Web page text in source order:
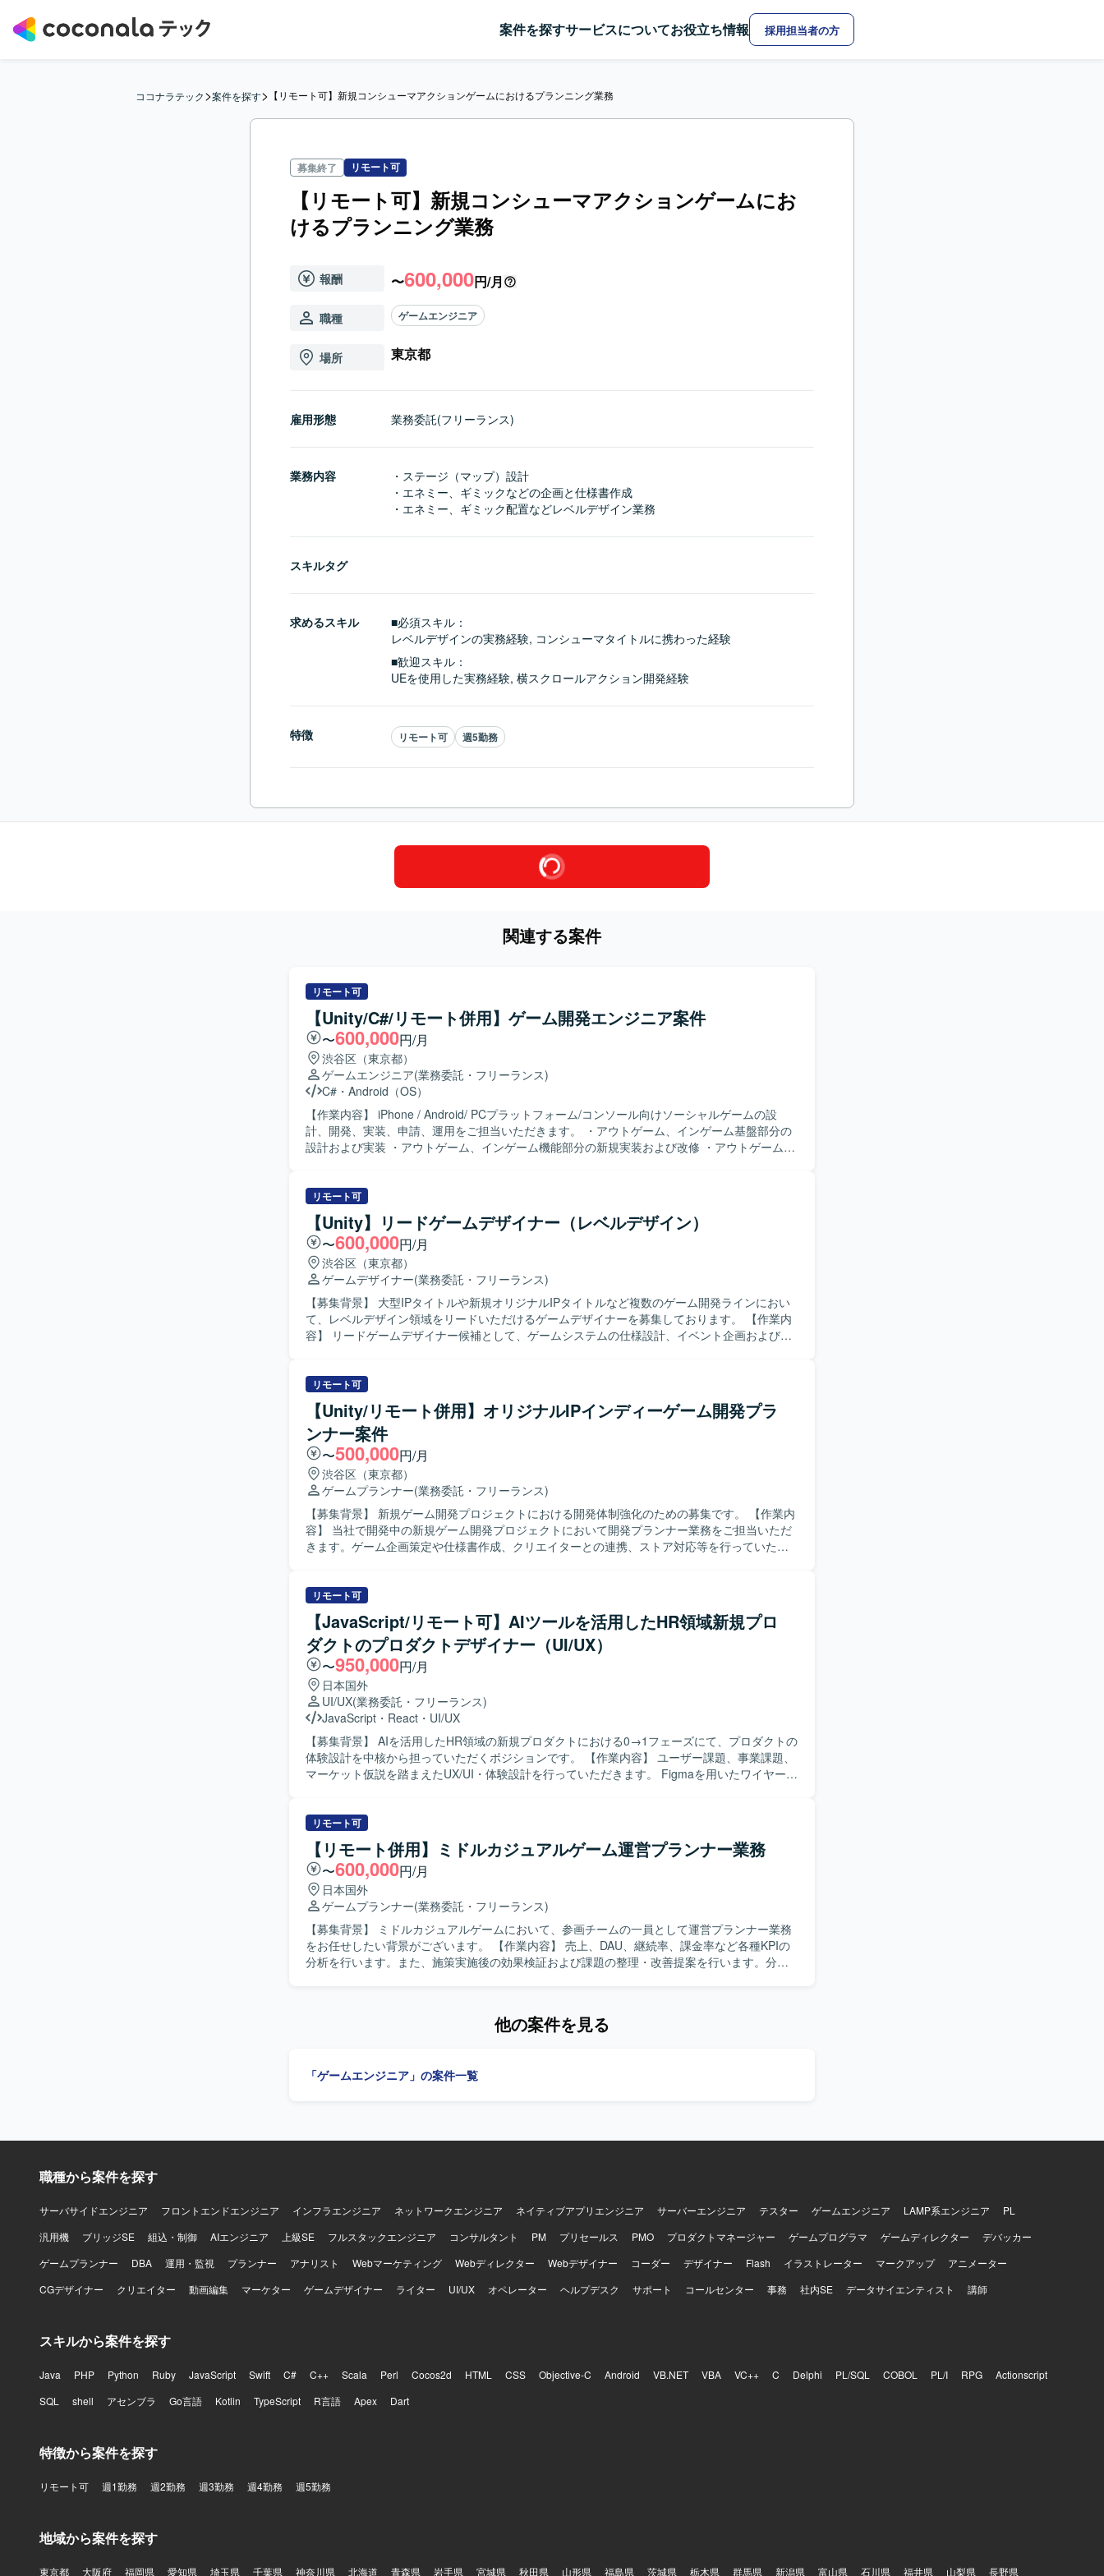
案件を探すサービスについてお役立ち情報 採用担当者の方
ココナラテック>案件を探す> 【リモート可】新規コンシューマアクションゲームにおけるプランニング業務
募集終了 リモート可
【リモート可】新規コンシューマアクションゲームにお
けるプランニング業務
報酬 〜600,000円/月
職種 ゲームエンジニア
場所 東京都
雇用形態 業務委託(フリーランス)
業務内容
・ステージ（マップ）設計
・エネミー、ギミックなどの企画と仕様書作成
・エネミー、ギミック配置などレベルデザイン業務
スキルタグ
求めるスキル
■必須スキル：
レベルデザインの実務経験, コンシューマタイトルに携わった経験
■歓迎スキル：
UEを使用した実務経験, 横スクロールアクション開発経験
特徴 リモート可 週5勤務
関連する案件
リモート可
【Unity/C#/リモート併用】ゲーム開発エンジニア案件
〜600,000円/月
渋谷区（東京都）
ゲームエンジニア(業務委託・フリーランス)
C# ・ Android（OS）
【作業内容】 iPhone / Android/ PCプラットフォーム/コンソール向けソーシャルゲームの設
計、開発、実装、申請、運用をご担当いただきます。 ・アウトゲーム、インゲーム基盤部分の
設計および実装 ・アウトゲーム、インゲーム機能部分の新規実装および改修 ・アウトゲーム、
のコミュニケーション 【求める人物像】 ・常により良いモノづくりを追求できる方です。 ・チ
ームワークを重んじる方です。 ・ゲームシステムを理解して制作できる方です。 ・自走できる
方です。 【開発環境】 ・開発ツール：Unity ・ライブラリ：UniTask、UniRx、MasterMemory
リモート可
【Unity】リードゲームデザイナー（レベルデザイン）
〜600,000円/月
渋谷区（東京都）
ゲームデザイナー(業務委託・フリーランス)
【募集背景】 大型IPタイトルや新規オリジナルIPタイトルなど複数のゲーム開発ラインにおい
て、レベルデザイン領域をリードいただけるゲームデザイナーを募集しております。 【作業内
容】 リードゲームデザイナー候補として、ゲームシステムの仕様設計、イベント企画および運
ェクトへの異動や、マネジメントへのミッション変更なども可能です。 【求める人物像】 ヒッ
トさせるために何が必要かを徹底的に追求し、IP自体の価値最大化やファン層拡大を意識して
ものづくりに取り組める方を求めています。チームの枠を越えて主体的に意見を出し合い、自
律的に価値創出を行うカルチャーに共感し、新たな挑戦を歓迎しながら事業成長と個人の成長
を相互に加速させていきたい方にマッチします。個人としても積極的に情報発信を行い、個と
組織の相乗的な成長を志向される方を歓迎いたします。 【ポジションの魅力】 グローバル展開
前提の大規模IPゲーム開発を中核に、コンシューマーゲーム開発や新規オリジナルIP創出、イン
ディーゲーム開発まで、企画初期段階から運用・海外展開まで一気通貫で関われる多様なプロ
ジェクトに携わることができます。長期的にトップクラスのヒットタイトルを創出するための
大規模な開発体制や高度な運用ノウハウがあり、グループ横断での人材配置や技術力の集約に
より、開発スピードと品質の両立を目指す環境です。大きな裁量を持ちながら、長期的に活躍
するなど、クリエイター一人ひとりへの投資を行っております。勉強会参加にかかる費用や
R&Dなどの技術投資も含め、開発環境の整備に注力しています。社員食堂やカフェ、リラクゼ
ーションスペースなどを備えたオフィス環境に加え、プロジェクトごとのマイルストンに応じ
た有給奨励日や、目標達成度に応じた社員旅行などリフレッシュを兼ねた制度も用意されてい
ます。
リモート可
【Unity/リモート併用】オリジナルIPインディーゲーム開発プラ
ンナー案件
〜500,000円/月
渋谷区（東京都）
ゲームプランナー(業務委託・フリーランス)
【募集背景】 新規ゲーム開発プロジェクトにおける開発体制強化のための募集です。 【作業内
容】 当社で開発中の新規ゲーム開発プロジェクトにおいて開発プランナー業務をご担当いただ
きます。ゲーム企画策定や仕様書作成、クリエイターとの連携、ストア対応等を行っていただ
インディーゲームやアドベンチャーゲームへの強い興味や知見をお持ちで、主体的に課題を発
見し解決しながら業務を推進いただける方を求めています。チームでのものづくりを楽しみ、
少数精鋭な環境で職能にこだわらず幅広い業務に携わることにやりがいを感じていただける方
を歓迎いたします。 【ポジションの魅力】 オリジナルIPや有力IPによる大規模ゲーム開発から
インディーゲーム開発まで、多様なプロジェクトに企画初期段階から運用・海外展開まで一気
通貫で関わることができます。IPの価値最大化を目指したものづくりを経験でき、国内最大級
の開発体制と高度な運用ノウハウを生かした長期的なヒットタイトル創出に携わることができ
ます。自律的に価値創出を行うカルチャーの中で、大きな裁量を持って挑戦できる環境です。
【開発環境】 ゲーム開発に最適な機材を含む環境が整備されており、ご希望に応じて必要な機
材や勉強会参加、R&D等の技術投資が行われます。快適なオフィス環境やリラクゼーションス
ペースなども備えた開発環境となっております。
リモート可
【JavaScript/リモート可】AIツールを活用したHR領域新規プロ
ダクトのプロダクトデザイナー（UI/UX）
〜950,000円/月
日本国外
UI/UX(業務委託・フリーランス)
JavaScript ・ React ・ UI/UX
【募集背景】 AIを活用したHR領域の新規プロダクトにおける0→1フェーズにて、プロダクトの
体験設計を中核から担っていただくポジションです。 【作業内容】 ユーザー課題、事業課題、
マーケット仮説を踏まえたUX/UI・体験設計を行っていただきます。 Figmaを用いたワイヤーフ
とにした仮説検証や、リリース後の改善施策立案を行っていただきます。 グロースを見据えた
LP、オンボーディング、初回・継続利用体験の改善を行っていただきます。 デザインシステム
やコンポーネント設計の整備、エンジニアと協働した実装連携・品質担保を行っていただきま
す。 【求める人物像】 抽象的な事業仮説やユーザー課題を自ら理解し、プロダクトの勝ち筋を
高速に検証・構築していくことを能動的に楽しめる方を求めています。 【ポジションの魅力】
AIを活用したHR領域の新規プロダクトにおいて、0→1フェーズから体験設計を主導しながら、
事業やプロダクトの勝ち筋づくりに深く関わることができます。 【開発環境】 Figmaや各種AI
ツールを活用しながらプロトタイプを作成・検証していただきます。
リモート可
【リモート併用】ミドルカジュアルゲーム運営プランナー業務
〜600,000円/月
日本国外
ゲームプランナー(業務委託・フリーランス)
【募集背景】 ミドルカジュアルゲームにおいて、参画チームの一員として運営プランナー業務
をお任せしたい背景がございます。 【作業内容】 売上、DAU、継続率、課金率など各種KPIの
分析を行います。また、施策実施後の効果検証および課題の整理・改善提案を行います。分析
【求める人物像】 クライアントの要望を整理し提案・説明できる方を求めています。社内外の
ルゲームの運営において、KPI分析から施策立案、クライアントへの提案まで一連のプロセスに
う環境で業務を進めていただきます。
他の案件を見る
「ゲームエンジニア」の案件一覧
職種から案件を探す
サーバサイドエンジニア フロントエンドエンジニア インフラエンジニア ネットワークエンジニア ネイティブアプリエンジニア サーバーエンジニア テスター ゲームエンジニア LAMP系エンジニア
PL
汎用機
ブリッジSE 組込・制御 AIエンジニア 上級SE フルスタックエンジニア コンサルタント PM プリセールス PMO プロダクトマネージャー ゲームプログラマ ゲームディレクター
デバッカー
ゲームプランナー
DBA 運用・監視 プランナー アナリスト Webマーケティング Webディレクター Webデザイナー コーダー デザイナー Flash イラストレーター マークアップ
アニメーター
CGデザイナー
クリエイター 動画編集 マーケター ゲームデザイナー ライター UI/UX オペレーター ヘルプデスク サポート コールセンター 事務 社内SE データサイエンティスト 講師
スキルから案件を探す
Java PHP Python Ruby JavaScript Swift C# C++ Scala Perl Cocos2d HTML CSS Objective-C Android VB.NET VBA VC++ C Delphi PL/SQL COBOL PL/I RPG
Actionscript
SQL
shell アセンブラ Go言語 Kotlin TypeScript R言語 Apex Dart
特徴から案件を探す
リモート可 週1勤務 週2勤務 週3勤務 週4勤務 週5勤務
地域から案件を探す
東京都 大阪府 福岡県 愛知県 埼玉県 千葉県 神奈川県 北海道 青森県 岩手県 宮城県 秋田県 山形県 福島県 茨城県 栃木県 群馬県 新潟県 富山県 石川県 福井県 山梨県 長野県